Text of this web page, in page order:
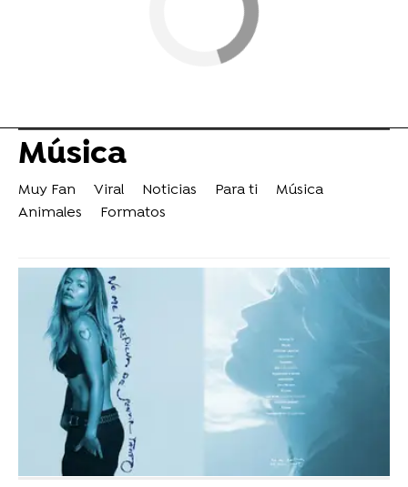
Música
Muy Fan Viral Noticias Para ti
Música
Animales
Formatos